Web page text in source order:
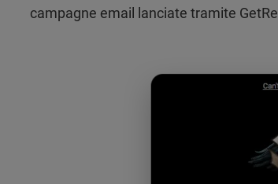
campagne email lanciate tramite